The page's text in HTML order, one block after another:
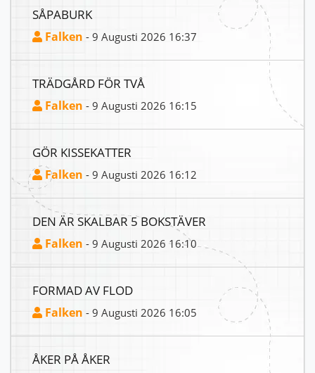
SÅPABURK
Falken - 9 Augusti 2026 16:37
TRÄDGÅRD FÖR TVÅ
Falken - 9 Augusti 2026 16:15
GÖR KISSEKATTER
Falken - 9 Augusti 2026 16:12
DEN ÄR SKALBAR 5 BOKSTÄVER
Falken - 9 Augusti 2026 16:10
FORMAD AV FLOD
Falken - 9 Augusti 2026 16:05
ÅKER PÅ ÅKER